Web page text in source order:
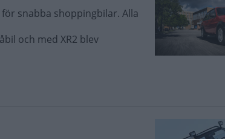
snabba shoppingbilar. Alla
och med XR2 blev